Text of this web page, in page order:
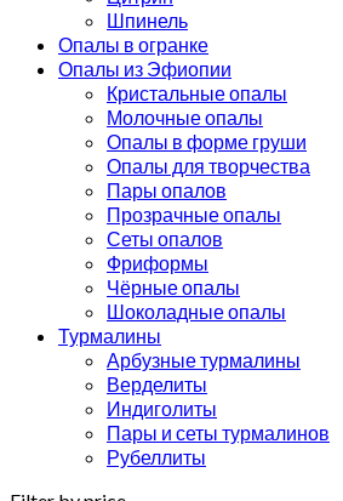
Шпинель
Опалы в огранке
Опалы из Эфиопии
Кристальные опалы
Молочные опалы
Опалы в форме груши
Опалы для творчества
Пары опалов
Прозрачные опалы
Сеты опалов
Фриформы
Чёрные опалы
Шоколадные опалы
Турмалины
Арбузные турмалины
Верделиты
Индиголиты
Пары и сеты турмалинов
Рубеллиты